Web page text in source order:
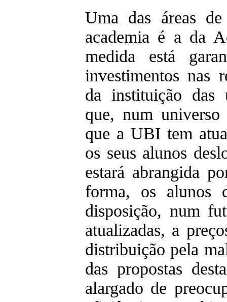
Uma das áreas
academia é a da
medida está
investimentos nas
da instituição das
que, num
que a UBI tem
os seus alunos
estará abrangida
forma, os alunos
disposição, num
atualizadas, a
distribuição pela
das propostas
alargado de